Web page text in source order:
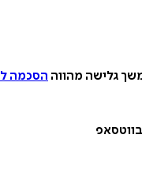
גלישה מהווה הסכמה